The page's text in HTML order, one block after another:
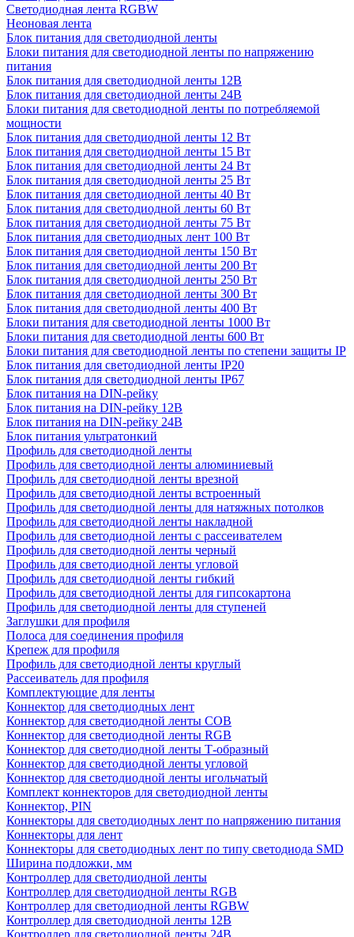
Светодиодная лента RGBW
Неоновая лента
Блок питания для светодиодной ленты
Блоки питания для светодиодной ленты по напряжению
питания
Блок питания для светодиодной ленты 12В
Блок питания для светодиодной ленты 24В
Блоки питания для светодиодной ленты по потребляемой
мощности
Блок питания для светодиодной ленты 12 Вт
Блок питания для светодиодной ленты 15 Вт
Блок питания для светодиодной ленты 24 Вт
Блок питания для светодиодной ленты 25 Вт
Блок питания для светодиодной ленты 40 Вт
Блок питания для светодиодной ленты 60 Вт
Блок питания для светодиодной ленты 75 Вт
Блок питания для светодиодных лент 100 Вт
Блок питания для светодиодной ленты 150 Вт
Блок питания для светодиодной ленты 200 Вт
Блок питания для светодиодной ленты 250 Вт
Блок питания для светодиодной ленты 300 Вт
Блок питания для светодиодной ленты 400 Вт
Блоки питания для светодиодной ленты 1000 Вт
Блоки питания для светодиодной ленты 600 Вт
Блоки питания для светодиодной ленты по степени защиты IP
Блок питания для светодиодной ленты IP20
Блок питания для светодиодной ленты IP67
Блок питания на DIN-рейку
Блок питания на DIN-рейку 12В
Блок питания на DIN-рейку 24В
Блок питания ультратонкий
Профиль для светодиодной ленты
Профиль для светодиодной ленты алюминиевый
Профиль для светодиодной ленты врезной
Профиль для светодиодной ленты встроенный
Профиль для светодиодной ленты для натяжных потолков
Профиль для светодиодной ленты накладной
Профиль для светодиодной ленты с рассеивателем
Профиль для светодиодной ленты черный
Профиль для светодиодной ленты угловой
Профиль для светодиодной ленты гибкий
Профиль для светодиодной ленты для гипсокартона
Профиль для светодиодной ленты для ступеней
Заглушки для профиля
Полоса для соединения профиля
Крепеж для профиля
Профиль для светодиодной ленты круглый
Рассеиватель для профиля
Комплектующие для ленты
Коннектор для светодиодных лент
Коннектор для светодиодной ленты COB
Коннектор для светодиодной ленты RGB
Коннектор для светодиодной ленты Т-образный
Коннектор для светодиодной ленты угловой
Коннектор для светодиодной ленты игольчатый
Комплект коннекторов для светодиодной ленты
Коннектор, PIN
Коннекторы для светодиодных лент по напряжению питания
Коннекторы для лент
Коннекторы для светодиодных лент по типу светодиода SMD
Ширина подложки, мм
Контроллер для светодиодной ленты
Контроллер для светодиодной ленты RGB
Контроллер для светодиодной ленты RGBW
Контроллер для светодиодной ленты 12В
Контроллер для светодиодной ленты 24В